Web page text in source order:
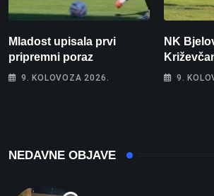
Mladost upisala prvi
pripremni poraz
9. KOLOVOZA 2026.
NK
9.
NEDAVNE OBJAVE